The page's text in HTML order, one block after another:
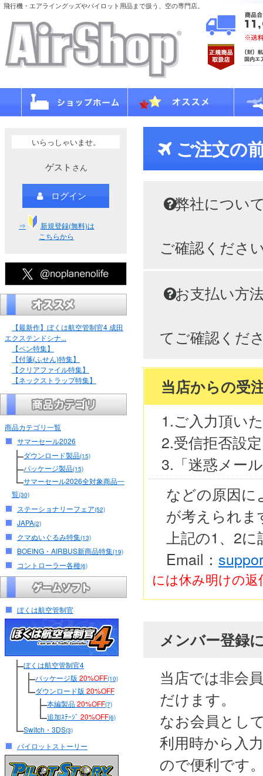
飛行機・エアライングッズやパイロット用品まで扱う、空の専門店。
いらっしゃいませ。
ゲスト さん
ログイン
⇒
新規登録(無料)は
こちらから
【最新作】ぼくは航空管制官4 成田
エクステンドシナ...
【ペン特集】
【付箋(ふせん)特集】
【クリアファイル特集】
【ネックストラップ特集】
商品カテゴリ一覧
サマーセール2026
ダウンロード製品(15)
パッケージ製品(15)
サマーセール2026全対象商品一
覧(30)
ステーショナリーフェア(52)
JAPA(2)
クマぬいぐるみ特集(13)
BOEING・AIRBUS新商品特集(19)
コントローラー各種(6)
ぼくは航空管制官
ぼくは航空管制官4
パッケージ版 20%OFF(10)
ダウンロード版 20%OFF
本編製品20%OFF(7)
追加ｽﾃｰｼﾞ 20%OFF(6)
Switch・3DS(3)
パイロットストーリー
ご注文の
弊社につい
ご確認くださ
お支払い方
てご確認くだ
当店からの受
1.ご入力頂い
2.受信拒否設
3.「迷惑メー
などの原因
が考えられま
上記の1、2
Email：
には休み明けの
メンバー登録
当店では非会
だけます。
なお会員とし
利用時から入
ので便利です